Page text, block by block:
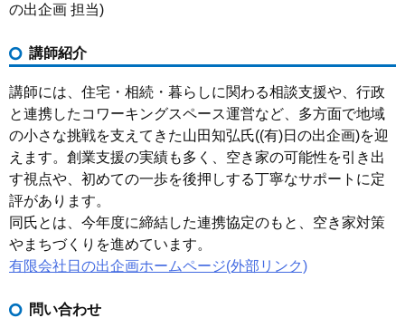
の出企画 担当)
講師紹介
講師には、住宅・相続・暮らしに関わる相談支援や、行政
と連携したコワーキングスペース運営など、多方面で地域
の小さな挑戦を支えてきた山田知弘氏((有)日の出企画)を迎
えます。創業支援の実績も多く、空き家の可能性を引き出
す視点や、初めての一歩を後押しする丁寧なサポートに定
評があります。
同氏とは、今年度に締結した連携協定のもと、空き家対策
やまちづくりを進めています。
有限会社日の出企画ホームページ(外部リンク)
問い合わせ